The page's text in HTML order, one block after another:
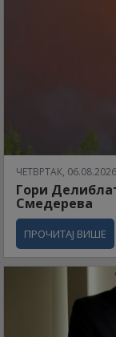
ЧЕТВРТАК,
Гори
Смедерева
ПРОЧИТАЈ ВИШЕ